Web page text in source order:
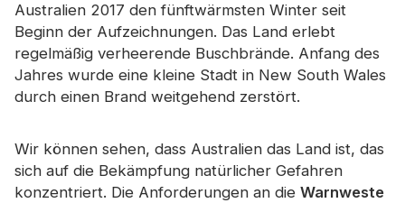
Australien 2017 den fünftwärmsten Winter seit
Beginn der Aufzeichnungen. Das Land erlebt
regelmäßig verheerende Buschbrände. Anfang des
Jahres wurde eine kleine Stadt in New South Wales
durch einen Brand weitgehend zerstört.
Wir können sehen, dass Australien das Land ist, das
sich auf die Bekämpfung natürlicher Gefahren
konzentriert. Die Anforderungen an die Warnweste